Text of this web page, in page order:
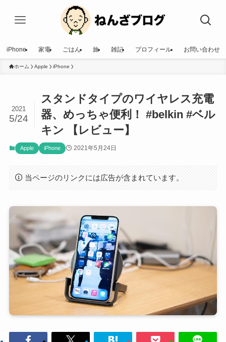
iPhone 家電 ごはん 旅 雑記 プロフィール お問い合わせ
ホーム Apple iPhone
スタンドタイプのワイヤレス充電
器、めっちゃ便利！ #belkin #ベル
キン 【レビュー】
2021
5/24
Apple iPhone 2021年5月24日
当ページのリンクには広告が含まれています。